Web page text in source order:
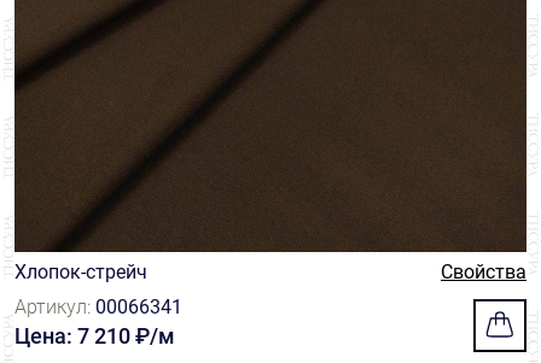
Хлопок-стрейч
Свойства
Артикул: 00066341
Цена: 7 210 ₽/м